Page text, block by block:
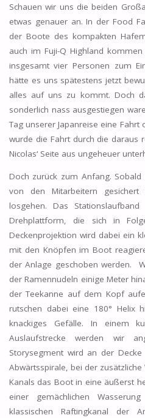
Schauen wir uns die beiden
etwas genauer an. In der Food
der Boote des kompakten
auch im Fuji-Q Highland
insgesamt vier Personen zum
hätte es uns spätestens jetzt
alles auf uns zu kommt. Doch
sonderlich nass ausgestiegen
Tag unserer Japanreise eine Fahrt
wurde die Fahrt durch die daraus
Nicolas‘ Seite aus ungeheuer
Doch zurück zum Anfang.
von den Mitarbeitern
losgehen. Das
Drehplattform, die sich in
Deckenprojektion wird dabei ein
mit den Knöpfen im Boot
der Anlage geschoben werden.
der Ramennudeln einige Meter
der Teekanne auf dem Kopf
rutschen dabei eine 180° Helix
knackiges Gefälle. In einem
Auslaufstrecke werden wir
Storysegment wird an der
Abwärtsspirale, bei der
Kanals das Boot in eine äußerst
einer gemächlichen
klassischen Raftingkanal der